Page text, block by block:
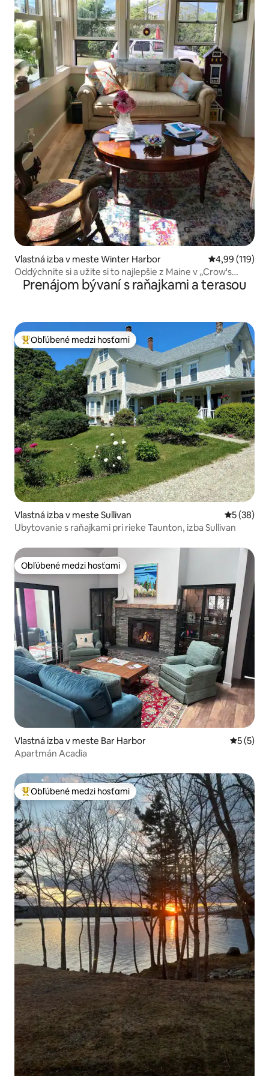
Vlastná izba v meste Winter Harbor Priemerné
4,99 (119)
Oddýchnite si a užite si to najlepšie z Maine v „Crow's
Rest“
Prenájom bývaní s raňajkami a terasou
Najobľúbenejšie medzi hosťami
Obľúbené medzi hosťami
Vlastná izba v meste Sullivan
5 (38)
Ubytovanie s raňajkami pri rieke Taunton, izba Sullivan
Obľúbené medzi hosťami
Obľúbené medzi hosťami
Vlastná izba v meste Bar Harbor
5 (5)
Apartmán Acadia
Najobľúbenejšie medzi hosťami
Obľúbené medzi hosťami